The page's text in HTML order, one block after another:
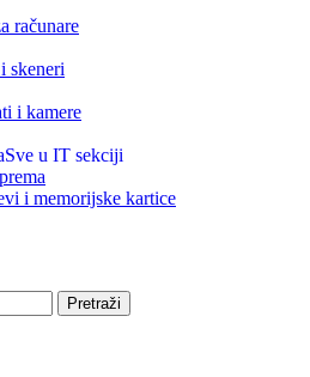
računare
skeneri
i kamere
Sve u IT sekciji
i memorijske kartice
Pretraži